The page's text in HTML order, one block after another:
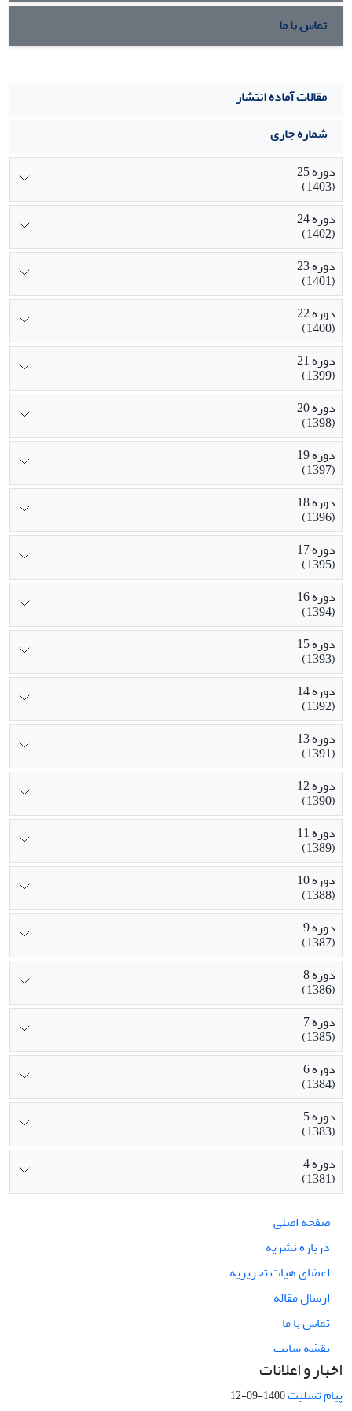
تماس با ما
مقالات آماده انتشار
شماره جاری
دوره 25
(1403)
دوره 24
(1402)
دوره 23
(1401)
دوره 22
(1400)
دوره 21
(1399)
دوره 20
(1398)
دوره 19
(1397)
دوره 18
(1396)
دوره 17
(1395)
دوره 16
(1394)
دوره 15
(1393)
دوره 14
(1392)
دوره 13
(1391)
دوره 12
(1390)
دوره 11
(1389)
دوره 10
(1388)
دوره 9
(1387)
دوره 8
(1386)
دوره 7
(1385)
دوره 6
(1384)
دوره 5
(1383)
دوره 4
(1381)
صفحه اصلی
درباره نشریه
اعضای هیات تحریریه
ارسال مقاله
تماس با ما
نقشه سایت
اخبار و اعلانات
پیام تسلیت1400-09-12